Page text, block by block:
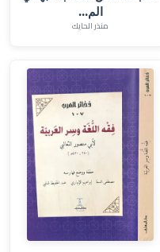
الم...
منذر الحايك